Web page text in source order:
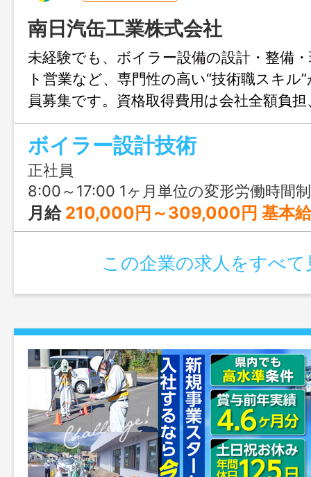
南日汽缶工業株式会社
未経験でも、ボイラー設備の設計・整備
ト営業など、専門性の高い“技術職スキル
員募集です。資格取得費用は会社全額負
日以上＆土日祝休みで、「手に職」と「
立できる環境です。
ボイラー設計技術
正社員
8:00～17:00 1ヶ月単位の変形労働時間制 ※1ヶ月を平均して1週間あたりの労働時間が40時間の範囲において特定の週に40時間・特
月給 210,000円～309,000円 基本給：115,000円～ 固定残業代：20,000円～25,000円 職務手当：40,000円 技術手当：20,000円～30,000円 調整手当：～50,000円 ※総支
この企業の求人をすべて